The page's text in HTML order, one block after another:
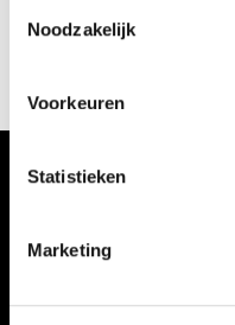
Noodzakelijk
Voorkeuren
Statistieken
Marketing
gebouw is de oude
NIEUWS
KALENDER